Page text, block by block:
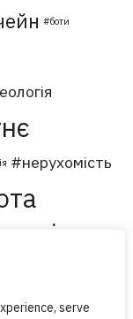
serve
боти
нерухомість